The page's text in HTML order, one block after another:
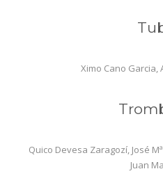
Ximo Cano Garcia,
Quico Devesa Zaragozí, José
Juan